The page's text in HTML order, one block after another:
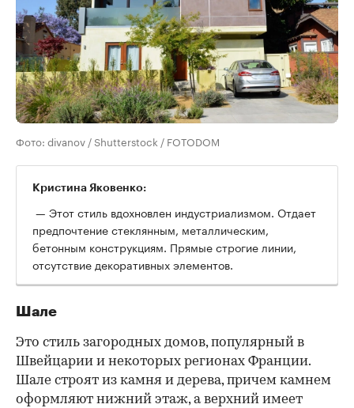
Фото: divanov / Shutterstock / FOTODOM
Кристина Яковенко:
— Этот стиль вдохновлен индустриализмом. Отдает
предпочтение стеклянным, металлическим,
бетонным конструкциям. Прямые строгие линии,
отсутствие декоративных элементов.
Шале
Это стиль загородных домов, популярный в
Швейцарии и некоторых регионах Франции.
Шале строят из камня и дерева, причем камнем
оформляют нижний этаж, а верхний имеет